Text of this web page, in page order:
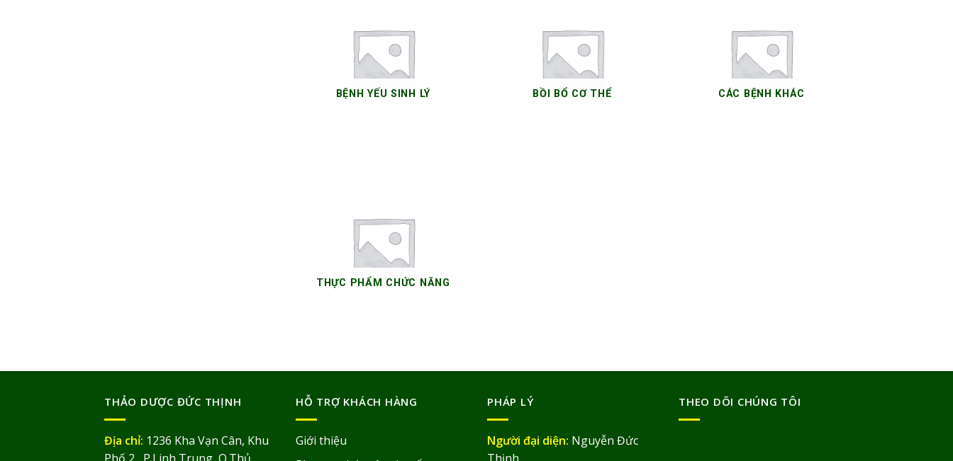
BỆNH YẾU SINH LÝ BỒI BỔ CƠ THỂ CÁC BỆNH KHÁC
THỰC PHẨM CHỨC NĂNG
THẢO DƯỢC ĐỨC THỊNH
Địa chỉ: 1236 Kha Vạn Cân, Khu
HỖ TRỢ KHÁCH HÀNG
Giới thiệu
PHÁP LÝ
Người đại diện: Nguyễn Đức
THEO DÕI CHÚNG TÔI